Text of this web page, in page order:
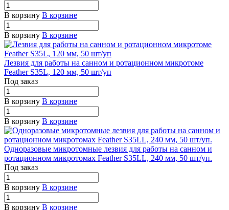
В корзину В корзине
В корзину В корзине
Лезвия для работы на санном и ротационном микротоме
Feather S35L, 120 мм, 50 шт/уп
Под заказ
В корзину В корзине
В корзину В корзине
Одноразовые микротомные лезвия для работы на санном и
ротационном микротомах Feather S35LL, 240 мм, 50 шт/уп.
Под заказ
В корзину В корзине
В корзину В корзине